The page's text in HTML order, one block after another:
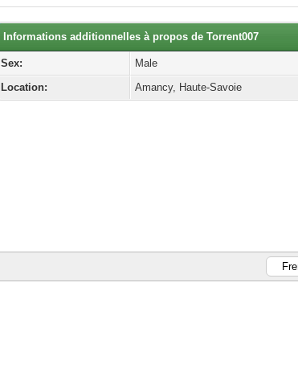
Informations additionnelles à propos de Torrent007
Sex:
Male
Location:
Amancy, Haute-Savoie